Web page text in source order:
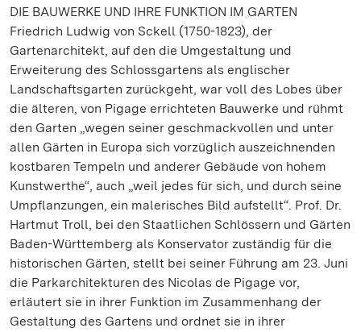
DIE BAUWERKE UND IHRE FUNKTION IM GARTEN
Friedrich Ludwig von Sckell (1750-1823), der
Gartenarchitekt, auf den die Umgestaltung und
Erweiterung des Schlossgartens als englischer
Landschaftsgarten zurückgeht, war voll des Lobes über
die älteren, von Pigage errichteten Bauwerke und rühmt
den Garten „wegen seiner geschmackvollen und unter
allen Gärten in Europa sich vorzüglich auszeichnenden
kostbaren Tempeln und anderer Gebäude von hohem
Kunstwerthe“, auch „weil jedes für sich, und durch seine
Umpflanzungen, ein malerisches Bild aufstellt“. Prof. Dr.
Hartmut Troll, bei den Staatlichen Schlössern und Gärten
Baden-Württemberg als Konservator zuständig für die
historischen Gärten, stellt bei seiner Führung am 23. Juni
die Parkarchitekturen des Nicolas de Pigage vor,
erläutert sie in ihrer Funktion im Zusammenhang der
Gestaltung des Gartens und ordnet sie in ihrer